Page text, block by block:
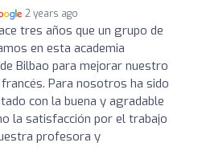
2 years ago
tres años que un grupo de
en esta academia
Bilbao para mejorar nuestro
Para nosotros ha sido
con la buena y agradable
la satisfacción por el trabajo
profesora y